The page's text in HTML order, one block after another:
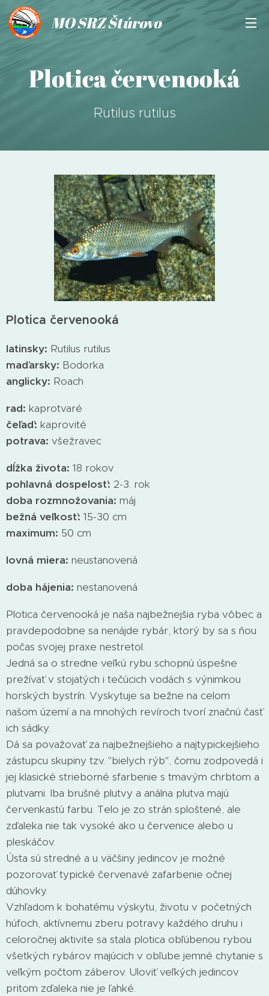
MO SRZ Štúrovo
Plotica červenooká
Rutilus rutilus
Plotica červenooká
latinsky: Rutilus rutilus
maďarsky: Bodorka
anglicky: Roach
rad: kaprotvaré
čeľaď: kaprovité
potrava: všežravec
dĺžka života: 18 rokov
pohlavná dospelosť: 2-3. rok
doba rozmnožovania: máj
bežná veľkosť: 15-30 cm
maximum: 50 cm
lovná miera: neustanovená
doba hájenia: nestanovená
Plotica červenooká je naša najbežnejšia ryba vôbec a
pravdepodobne sa nenájde rybár, ktorý by sa s ňou
počas svojej praxe nestretol.
Jedná sa o stredne veľkú rybu schopnú úspešne
prežívať v stojatých i tečúcich vodách s výnimkou
horských bystrín. Vyskytuje sa bežne na celom
našom území a na mnohých revíroch tvorí značnú časť
ich sádky.
Dá sa považovať za najbežnejšieho a najtypickejšieho
zástupcu skupiny tzv. "bielych rýb", čomu zodpovedá i
jej klasické strieborné sfarbenie s tmavým chrbtom a
plutvami. Iba brušné plutvy a análna plutva majú
červenkastú farbu. Telo je zo strán sploštené, ale
zďaleka nie tak vysoké ako u červenice alebo u
pleskáčov.
Ústa sú stredné a u väčšiny jedincov je možné
pozorovať typické červenavé zafarbenie očnej
dúhovky.
Vzhľadom k bohatému výskytu, životu v početných
húfoch, aktívnemu zberu potravy každého druhu i
celoročnej aktivite sa stala plotica obľúbenou rybou
všetkých rybárov majúcich v obľube jemné chytanie s
veľkým počtom záberov. Uloviť veľkých jedincov
pritom zďaleka nie je ľahké.